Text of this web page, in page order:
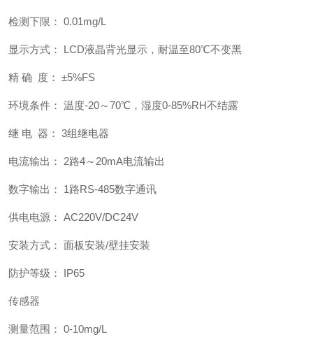
检测下限： 0.01mg/L
显示方式： LCD液晶背光显示，耐温至80℃不变黑
精 确 度： ±5%FS
环境条件： 温度-20～70℃，湿度0-85%RH不结露
继 电 器： 3组继电器
电流输出： 2路4～20mA电流输出
数字输出： 1路RS-485数字通讯
供电电源： AC220V/DC24V
安装方式： 面板安装/壁挂安装
防护等级： IP65
传感器
测量范围： 0-10mg/L